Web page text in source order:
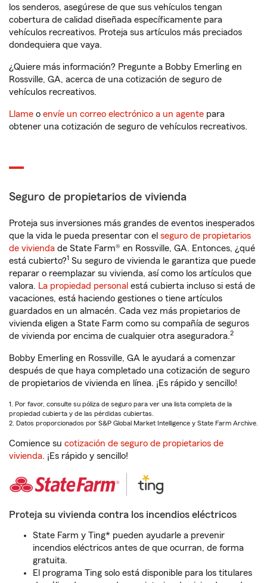
los senderos, asegúrese de que sus vehículos tengan
cobertura de calidad diseñada específicamente para
vehículos recreativos. Proteja sus artículos más preciados
dondequiera que vaya.
¿Quiere más información? Pregunte a Bobby Emerling en
Rossville, GA, acerca de una cotización de seguro de
vehículos recreativos.
Llame o envíe un correo electrónico a un agente para
obtener una cotización de seguro de vehículos recreativos.
Seguro de propietarios de vivienda
Proteja sus inversiones más grandes de eventos inesperados
que la vida le pueda presentar con el seguro de propietarios
de vivienda de State Farm® en Rossville, GA. Entonces, ¿qué
está cubierto?1 Su seguro de vivienda le garantiza que puede
reparar o reemplazar su vivienda, así como los artículos que
valora. La propiedad personal está cubierta incluso si está de
vacaciones, está haciendo gestiones o tiene artículos
guardados en un almacén. Cada vez más propietarios de
vivienda eligen a State Farm como su compañía de seguros
de vivienda por encima de cualquier otra aseguradora.2
Bobby Emerling en Rossville, GA le ayudará a comenzar
después de que haya completado una cotización de seguro
de propietarios de vivienda en línea. ¡Es rápido y sencillo!
1. Por favor, consulte su póliza de seguro para ver una lista completa de la
propiedad cubierta y de las pérdidas cubiertas.
2. Datos proporcionados por S&P Global Market Intelligence y State Farm Archive.
Comience su cotización de seguro de propietarios de
vivienda. ¡Es rápido y sencillo!
Proteja su vivienda contra los incendios eléctricos
State Farm y Ting* pueden ayudarle a prevenir
incendios eléctricos antes de que ocurran, de forma
gratuita.
El programa Ting solo está disponible para los titulares